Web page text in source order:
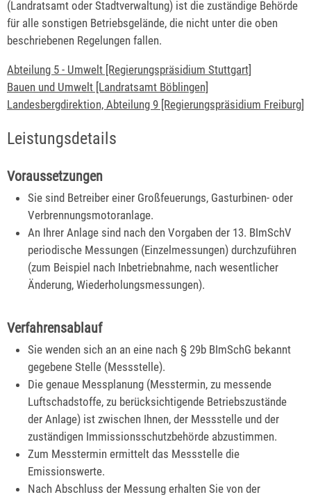
(Landratsamt oder Stadtverwaltung) ist die zuständige Behörde
für alle sonstigen Betriebsgelände, die nicht unter die oben
beschriebenen Regelungen fallen.
Abteilung 5 - Umwelt [Regierungspräsidium Stuttgart]
Bauen und Umwelt [Landratsamt Böblingen]
Landesbergdirektion, Abteilung 9 [Regierungspräsidium Freiburg]
Leistungsdetails
Voraussetzungen
Sie sind Betreiber einer Großfeuerungs, Gasturbinen- oder
Verbrennungsmotoranlage.
An Ihrer Anlage sind nach den Vorgaben der 13. BImSchV
periodische Messungen (Einzelmessungen) durchzuführen
(zum Beispiel nach Inbetriebnahme, nach wesentlicher
Änderung, Wiederholungsmessungen).
Verfahrensablauf
Sie wenden sich an an eine nach § 29b BImSchG bekannt
gegebene Stelle (Messstelle).
Die genaue Messplanung (Messtermin, zu messende
Luftschadstoffe, zu berücksichtigende Betriebszustände
der Anlage) ist zwischen Ihnen, der Messstelle und der
zuständigen Immissionsschutzbehörde abzustimmen.
Zum Messtermin ermittelt das Messstelle die
Emissionswerte.
Nach Abschluss der Messung erhalten Sie von der